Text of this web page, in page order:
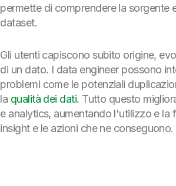
permette di comprendere la sorgente
dataset.
Gli utenti capiscono subito origine,
di un dato. I data engineer possono
problemi come le potenziali
la qualità dei dati. Tutto questo
e analytics, aumentando l'utilizzo e la
insight e le azioni che ne conseguono.